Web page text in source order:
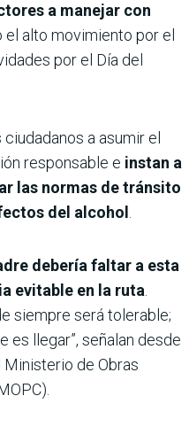
a manejar con
el alto movimiento por el
por el Día del
a asumir el
responsable e instan a
las normas de tránsito
del alcohol
debería faltar a esta
evitable en la ruta
siempre será tolerable;
es llegar”, señalan desde
de Obras